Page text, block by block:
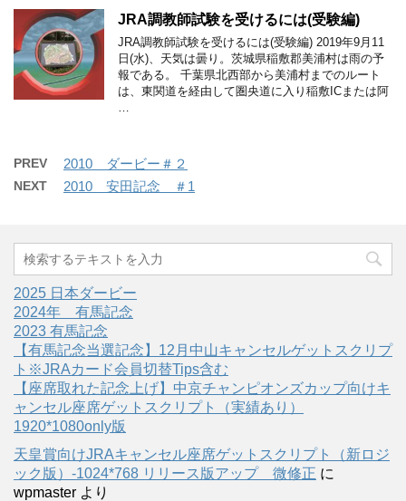
JRA調教師試験を受けるには(受験編)
JRA調教師試験を受けるには(受験編) 2019年9月11
日(水)、天気は曇り。茨城県稲敷郡美浦村は雨の予
報である。 千葉県北西部から美浦村までのルート
は、東関道を経由して圏央道に入り稲敷ICまたは阿
PREV 2010 ダービー＃２
NEXT 2010 安田記念 ＃1
2025 日本ダービー
2024年 有馬記念
2023 有馬記念
【有馬記念当選記念】12月中山キャンセルゲットスクリプ
ト※JRAカード会員切替Tips含む
【座席取れた記念上げ】中京チャンピオンズカップ向けキ
ャンセル座席ゲットスクリプト（実績あり）
1920*1080only版
天皇賞向けJRAキャンセル座席ゲットスクリプト（新ロジ
ック版）-1024*768 リリース版アップ 微修正 に
wpmaster より